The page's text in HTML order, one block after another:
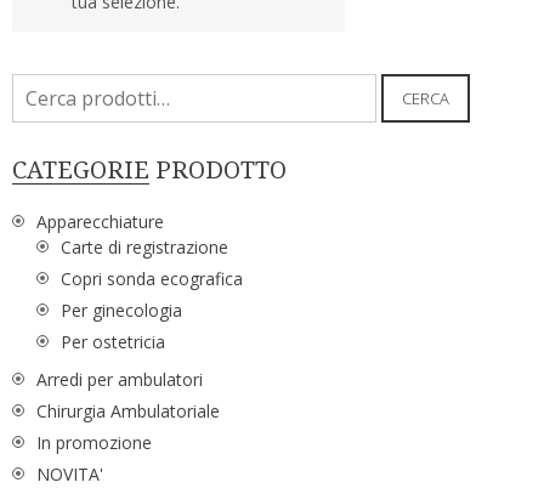
Cerca: CERCA
CATEGORIE PRODOTTO
Apparecchiature
Carte di registrazione
Copri sonda ecografica
Per ginecologia
Per ostetricia
Arredi per ambulatori
Chirurgia Ambulatoriale
In promozione
NOVITA'